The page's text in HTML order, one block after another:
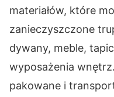
materiałów, które
zanieczyszczone
dywany, meble,
wyposażenia
pakowane i